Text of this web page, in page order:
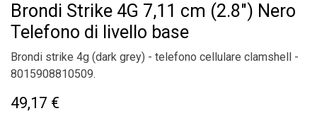
Brondi Strike 4G 7,11 cm (2.8") Nero
Telefono di livello base
Brondi strike 4g (dark grey) - telefono cellulare clamshell -
8015908810509.
49,17 €